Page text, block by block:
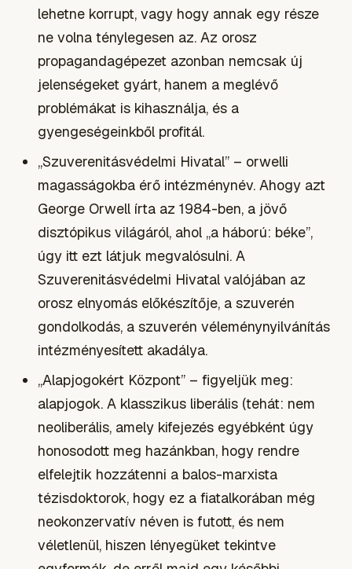
lehetne korrupt, vagy hogy annak egy része
ne volna ténylegesen az. Az orosz
propagandagépezet azonban nemcsak új
jelenségeket gyárt, hanem a meglévő
problémákat is kihasználja, és a
gyengeségeinkből profitál.
„Szuverenitásvédelmi Hivatal” – orwelli
magasságokba érő intézménynév. Ahogy azt
George Orwell írta az 1984-ben, a jövő
disztópikus világáról, ahol „a háború: béke”,
úgy itt ezt látjuk megvalósulni. A
Szuverenitásvédelmi Hivatal valójában az
orosz elnyomás előkészítője, a szuverén
gondolkodás, a szuverén véleménynyilvánítás
intézményesített akadálya.
„Alapjogokért Központ” – figyeljük meg:
alapjogok. A klasszikus liberális (tehát: nem
neoliberális, amely kifejezés egyébként úgy
honosodott meg hazánkban, hogy rendre
elfelejtik hozzátenni a balos-marxista
tézisdoktorok, hogy ez a fiatalkorában még
neokonzervatív néven is futott, és nem
véletlenül, hiszen lényegüket tekintve